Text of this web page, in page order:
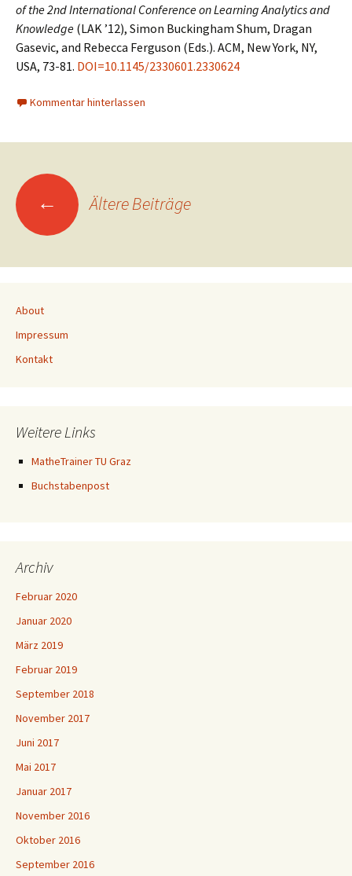
of the 2nd International Conference on Learning Analytics and
Knowledge (LAK ’12), Simon Buckingham Shum, Dragan
Gasevic, and Rebecca Ferguson (Eds.). ACM, New York, NY,
USA, 73-81. DOI=10.1145/2330601.2330624
Kommentar hinterlassen
Beitragsnavigation
← Ältere Beiträge
About
Impressum
Kontakt
Weitere Links
MatheTrainer TU Graz
Buchstabenpost
Archiv
Februar 2020
Januar 2020
März 2019
Februar 2019
September 2018
November 2017
Juni 2017
Mai 2017
Januar 2017
November 2016
Oktober 2016
September 2016